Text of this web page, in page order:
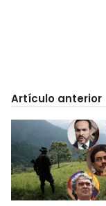
Artículo anterior